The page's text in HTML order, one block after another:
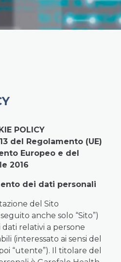
POLICY
del Regolamento (UE)
Europeo e del
2016
dei dati personali
del Sito
anche solo “Sito”)
relativi a persone
(interessato ai sensi del
“utente”). Il titolare del